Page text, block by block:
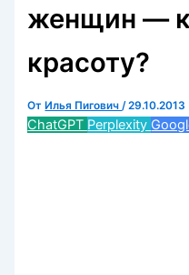
женщин —
красоту?
От Илья Пигович/29.10.2013
ChatGPT Perplexity